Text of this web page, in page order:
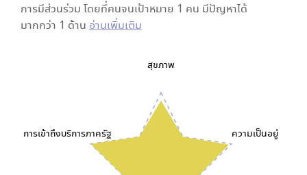
การมีส่วนร่วม โดยที่คนจนเป้าหมาย 1 คน มีปัญหาได้
มากกว่า 1 ด้าน อ่านเพิ่มเติม
สุขภาพ
ความเป็นอยู่
การเข้าถึงบริการภาครัฐ